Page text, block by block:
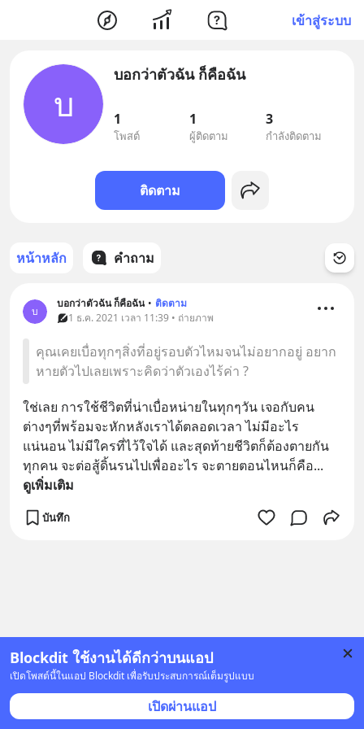
เข้าสู่ระบบ
Blockdit ใช้งานได้ดีกว่าบนแอป
เปิดโพสต์นี้ในแอป Blockdit เพื่อรับประสบการณ์เต็มรูปแบบ
เปิดผ่านแอป
บ
บอกว่าตัวฉัน ก็คือฉัน
1
โพสต์
1
ผู้ติดตาม
3
กำลังติดตาม
ติดตาม
หน้าหลัก คำถาม
บ
บอกว่าตัวฉัน ก็คือฉัน • ติดตาม
1 ธ.ค. 2021 เวลา 11:39 • ถ่ายภาพ
คุณเคยเบื่อทุกๆสิ่งที่อยู่รอบตัวไหมจนไม่อยากอยู่ อยาก
หายตัวไปเลยเพราะคิดว่าตัวเองไร้ค่า ?
ใช่เลย การใช้ชีวิตที่น่าเบื่อหน่ายในทุกๆวัน เจอกับคน
ต่างๆที่พร้อมจะหักหลังเราได้ตลอดเวลา ไม่มีอะไร
แน่นอน ไม่มีใครที่ไว้ใจได้ และสุดท้ายชีวิตก็ต้องตายกัน
ทุกคน จะต่อสู้ดิ้นรนไปเพื่ออะไร จะตายตอนไหนก็คือ...
ดูเพิ่มเติม
บันทึก